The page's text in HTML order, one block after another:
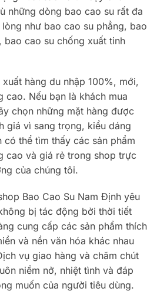
những dòng bao cao su rất đa
như bao cao su phẳng, bao
cao su chống xuất tinh
hàng du nhập 100%, mới,
cao. Nếu bạn là khách mua
chọn những mặt hàng được
giá vì sang trọng, kiểu dáng
có thể tìm thấy các sản phẩm
cao và giá rẻ trong shop trực
của chúng tôi.
Bao Cao Su Nam Định yêu
bị tác động bởi thời tiết
cung cấp các sản phẩm thích
và nền văn hóa khác nhau
vụ giao hàng và chăm chút
niềm nở, nhiệt tình và đáp
muốn của người tiêu dùng.